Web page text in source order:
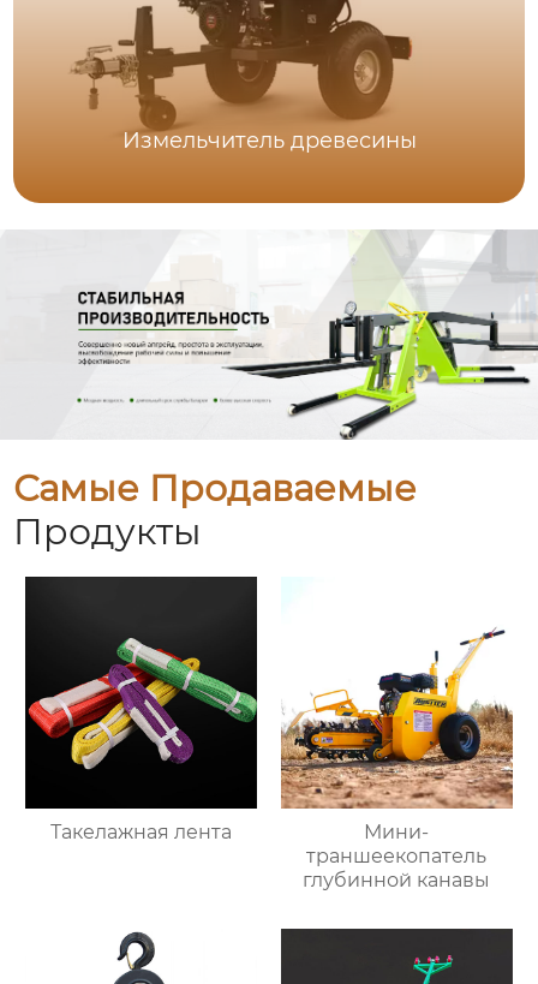
Измельчитель древесины
Самые Продаваемые
Продукты
Такелажная лента
Мини-
траншеекопатель
глубинной канавы